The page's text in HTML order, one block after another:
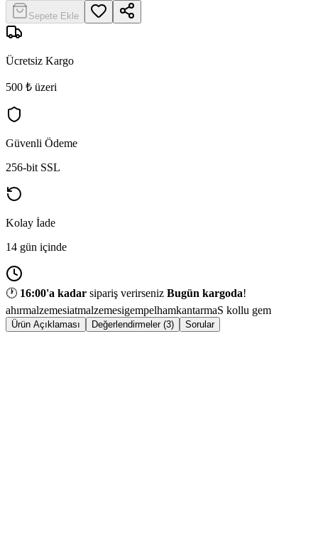
Sepete Ekle
Ücretsiz Kargo
500 ₺ üzeri
Güvenli Ödeme
256-bit SSL
Kolay İade
14 gün içinde
🕐 16:00'a kadar sipariş verirseniz Bugün kargoda!
ahırmalzemesiatmalzemesigempelhamkantarmaS kollu gem
Ürün Açıklaması Değerlendirmeler (3) Sorular